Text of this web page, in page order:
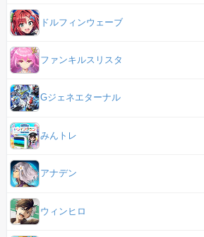
ドルフィンウェーブ
ファンキルスリスタ
Gジェネエターナル
みんトレ
アナデン
ウィンヒロ